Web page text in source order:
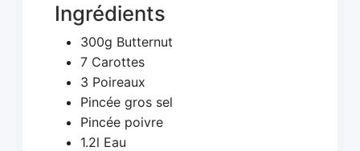
Ingrédients
300g Butternut
7 Carottes
3 Poireaux
Pincée gros sel
Pincée poivre
1.2l Eau